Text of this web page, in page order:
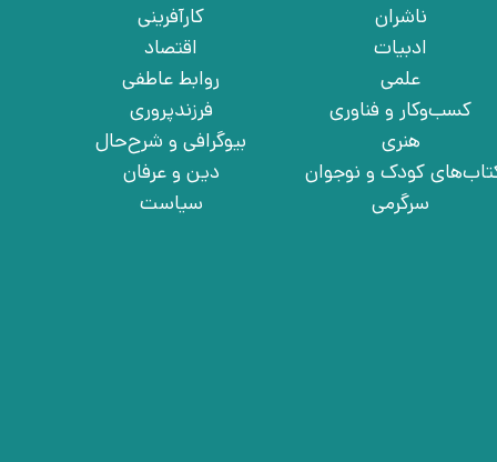
ناشران
ادبیات
علمی
کسب‌وکار و فناوری
هنری
کودک و نوجوان
سرگرمی
کارآفرینی
اقتصاد
روابط عاطفی
فرزندپروری
بیوگرافی و شرح‌حال
دین و عرفان
سیاست